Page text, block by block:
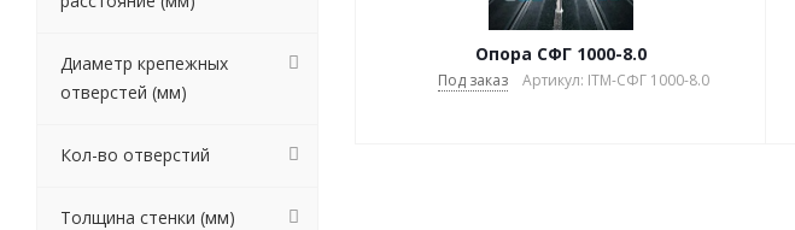
Опора СФГ 1000-8.0
Под заказ Артикул: ITM-СФГ 1000-8.0
Диаметр крепежных
отверстей (мм)
Кол-во отверстий
Толщина стенки (мм)